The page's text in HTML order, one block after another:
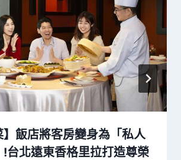
】飯店將客房變身為「私人
!台北遠東香格里拉打造尊榮